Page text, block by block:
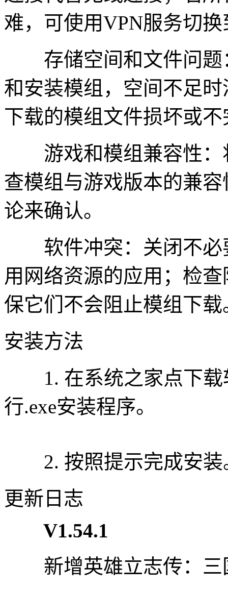
难，可使用VPN服务切
存储空间和文件问题
和安装模组，空间不足
下载的模组文件损坏或
游戏和模组兼容性：
查模组与游戏版本的兼
论来确认。
软件冲突：关闭不必
用网络资源的应用；检
保它们不会阻止模组下载
安装方法
1. 在系统之家点下载
行.exe安装程序。
2. 按照提示完成安装
更新日志
V1.54.1
新增英雄立志传：三